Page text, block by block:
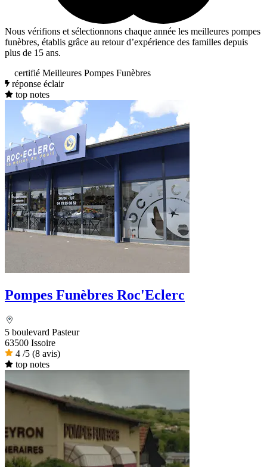
Nous vérifions et sélectionnons chaque année les meilleures pompes
funèbres, établis grâce au retour d’expérience des familles depuis
plus de 15 ans.
certifié Meilleures Pompes Funèbres
réponse éclair
top notes
Pompes Funèbres Roc'Eclerc
5 boulevard Pasteur
63500 Issoire
4 /5 (8 avis)
top notes